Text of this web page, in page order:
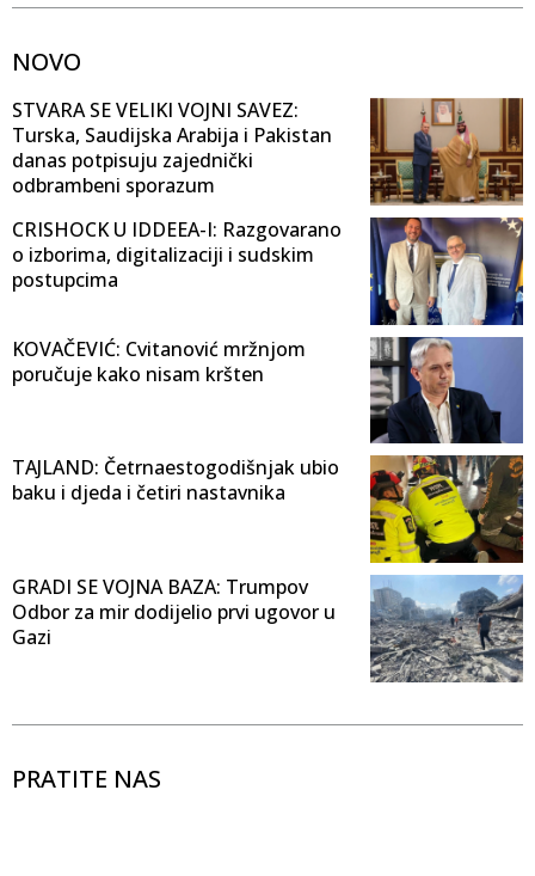
NOVO
STVARA SE VELIKI VOJNI SAVEZ:
Turska, Saudijska Arabija i Pakistan
danas potpisuju zajednički
odbrambeni sporazum
CRISHOCK U IDDEEA-I: Razgovarano
o izborima, digitalizaciji i sudskim
postupcima
KOVAČEVIĆ: Cvitanović mržnjom
poručuje kako nisam kršten
TAJLAND: Četrnaestogodišnjak ubio
baku i djeda i četiri nastavnika
GRADI SE VOJNA BAZA: Trumpov
Odbor za mir dodijelio prvi ugovor u
Gazi
PRATITE NAS